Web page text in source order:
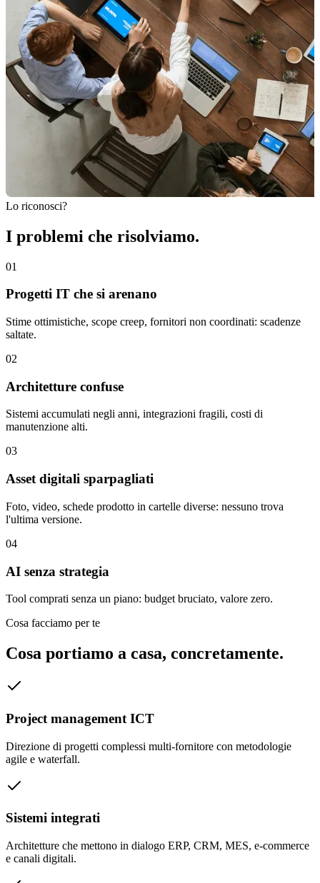
Lo riconosci?
I problemi che risolviamo.
01
Progetti IT che si arenano
Stime ottimistiche, scope creep, fornitori non coordinati: scadenze
saltate.
02
Architetture confuse
Sistemi accumulati negli anni, integrazioni fragili, costi di
manutenzione alti.
03
Asset digitali sparpagliati
Foto, video, schede prodotto in cartelle diverse: nessuno trova
l'ultima versione.
04
AI senza strategia
Tool comprati senza un piano: budget bruciato, valore zero.
Cosa facciamo per te
Cosa portiamo a casa, concretamente.
Project management ICT
Direzione di progetti complessi multi-fornitore con metodologie
agile e waterfall.
Sistemi integrati
Architetture che mettono in dialogo ERP, CRM, MES, e-commerce
e canali digitali.